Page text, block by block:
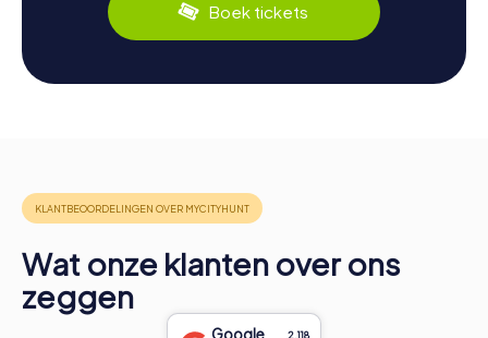
Boek tickets
Wat onze klanten over ons
zeggen
2.118